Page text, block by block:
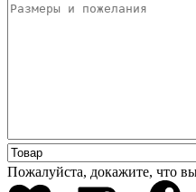
Пожалуйста, докажите, что